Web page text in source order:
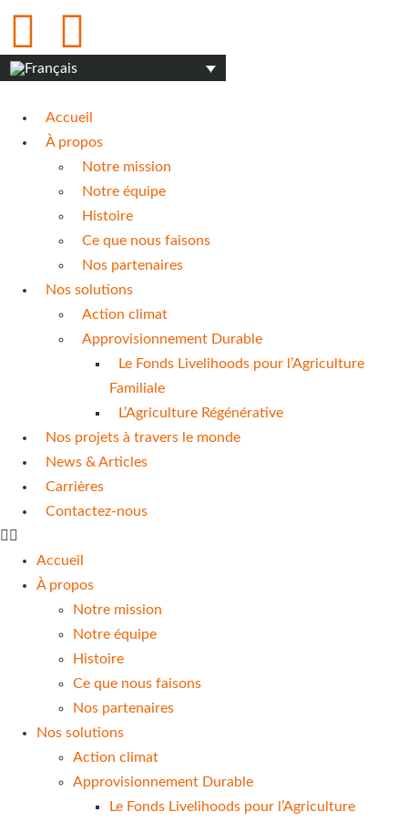
Accueil
À propos
Notre mission
Notre équipe
Histoire
Ce que nous faisons
Nos partenaires
Nos solutions
Action climat
Approvisionnement Durable
Le Fonds Livelihoods pour l’Agriculture
Familiale
L’Agriculture Régénérative
Nos projets à travers le monde
News & Articles
Carrières
Contactez-nous
Accueil
À propos
Notre mission
Notre équipe
Histoire
Ce que nous faisons
Nos partenaires
Nos solutions
Action climat
Approvisionnement Durable
Le Fonds Livelihoods pour l’Agriculture